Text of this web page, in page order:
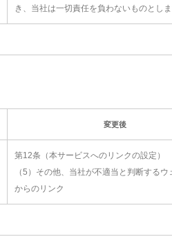
き、当社は一切責任を負わないものとしま
変更後
第12条（本サービスへのリンクの設定）
（5）その他、当社が不適当と判断するウ
からのリンク